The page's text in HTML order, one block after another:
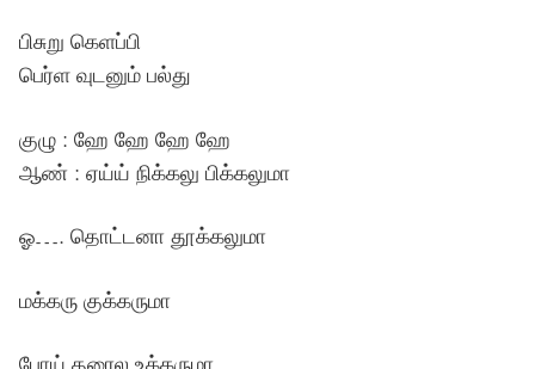
பிசுறு கெளப்பி
பெர்ள வுடனும் பல்து
குழு : ஹே ஹே ஹே ஹே
ஆண் : ஏய்ய் நிக்கலு பிக்கலுமா
ஓ…. தொட்டனா தூக்கலுமா
மக்கரு குக்கருமா